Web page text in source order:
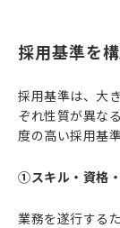
採用基準を
採用基準は、大
ぞれ性質が異な
度の高い採用基
①スキル・資格
業務を遂行する